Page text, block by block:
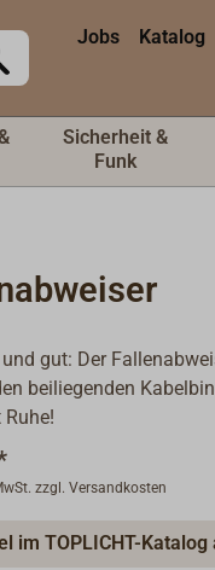
Jobs Katalog
Sicherheit &
Funk
gut: Der
beiliegenden
zzgl. Versandkosten
im TOPLICHT-Katalog